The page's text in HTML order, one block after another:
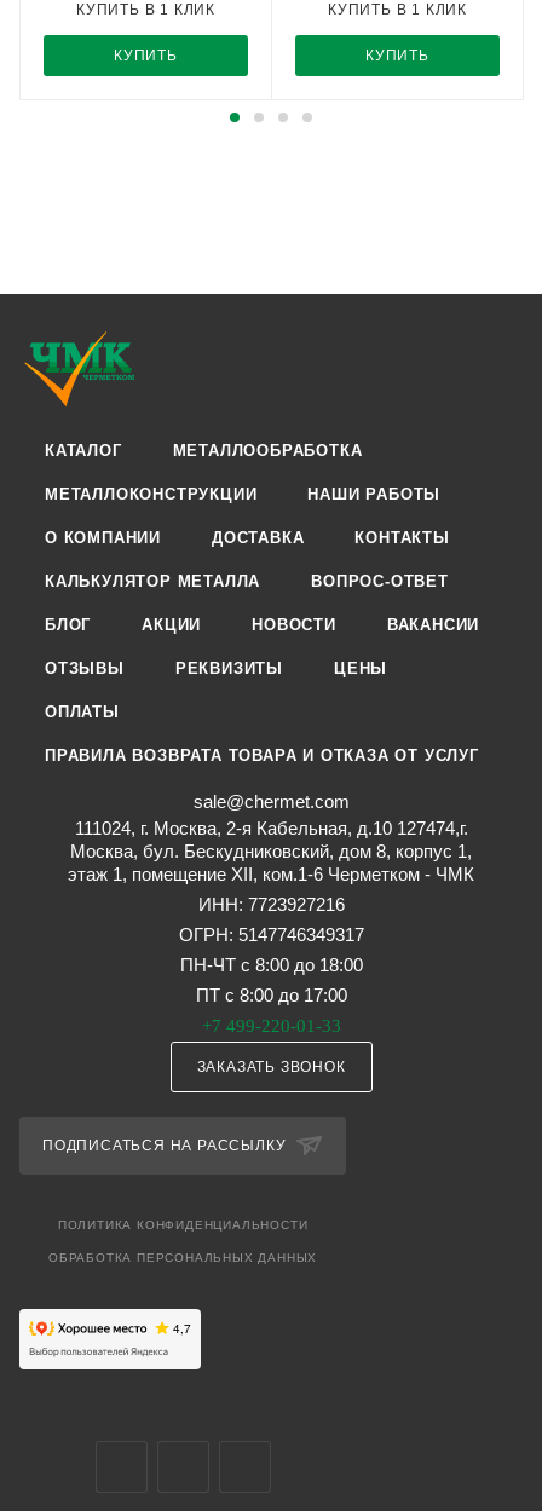
КУПИТЬ
КУПИТЬ В 1 КЛИК
КУПИТЬ
КУПИТЬ В 1 КЛИК
КАТАЛОГ МЕТАЛЛООБРАБОТКА
МЕТАЛЛОКОНСТРУКЦИИ НАШИ РАБОТЫ
О КОМПАНИИ ДОСТАВКА КОНТАКТЫ
КАЛЬКУЛЯТОР МЕТАЛЛА ВОПРОС-ОТВЕТ
БЛОГ АКЦИИ НОВОСТИ ВАКАНСИИ
ОТЗЫВЫ РЕКВИЗИТЫ ЦЕНЫ
ОПЛАТЫ
ПРАВИЛА ВОЗВРАТА ТОВАРА И ОТКАЗА ОТ УСЛУГ
sale@chermet.com
111024, г. Москва, 2-я Кабельная, д.10 127474,г.
Москва, бул. Бескудниковский, дом 8, корпус 1,
этаж 1, помещение XII, ком.1-6 Черметком - ЧМК
ИНН: 7723927216
ОГРН: 5147746349317
ПН-ЧТ с 8:00 до 18:00
ПТ с 8:00 до 17:00
+7 499-220-01-33
ЗАКАЗАТЬ ЗВОНОК
ПОДПИСАТЬСЯ НА РАССЫЛКУ
ПОЛИТИКА КОНФИДЕНЦИАЛЬНОСТИ
ОБРАБОТКА ПЕРСОНАЛЬНЫХ ДАННЫХ